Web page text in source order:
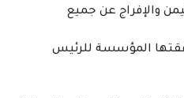
والإفراج عن جميع
المؤسسة للرئيس